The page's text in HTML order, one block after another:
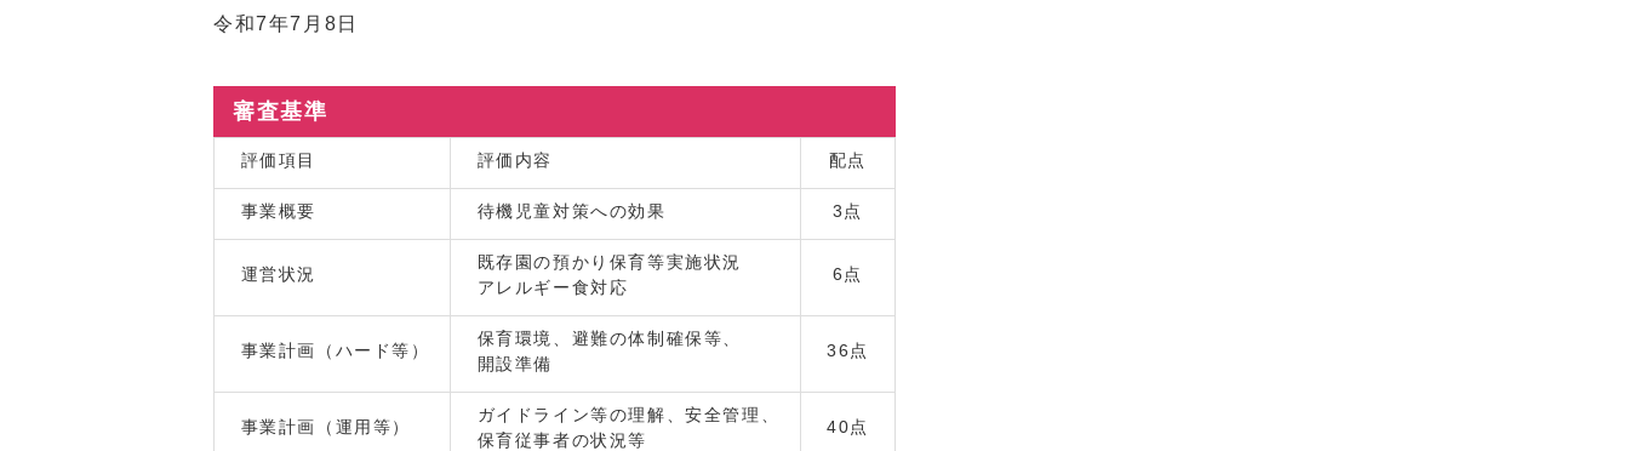
令和7年7月8日
審査基準
評価項目 評価内容 配点
事業概要 待機児童対策への効果 3点
運営状況
既存園の預かり保育等実施状況
アレルギー食対応
6点
事業計画（ハード等）
保育環境、避難の体制確保等、
開設準備
36点
事業計画（運用等）
ガイドライン等の理解、安全管理、
保育従事者の状況等
40点